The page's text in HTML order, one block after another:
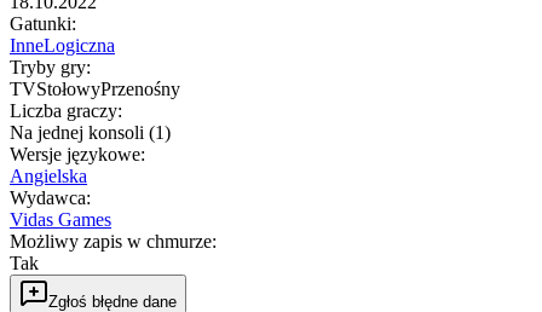
Gatunki:
InneLogiczna
Tryby gry:
TVStołowyPrzenośny
Liczba graczy:
Na jednej konsoli (1)
Wersje językowe:
Angielska
Wydawca:
Vidas Games
Możliwy zapis w chmurze:
Tak
Zgłoś błędne dane